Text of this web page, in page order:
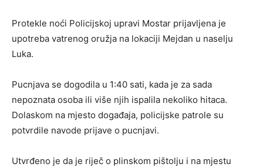
Protekle noći Policijskoj upravi Mostar prijavljena je
upotreba vatrenog oružja na lokaciji Mejdan u naselju
Luka.
Pucnjava se dogodila u 1:40 sati, kada je za sada
nepoznata osoba ili više njih ispalila nekoliko hitaca.
Dolaskom na mjesto događaja, policijske patrole su
potvrdile navode prijave o pucnjavi.
Utvrđeno je da je riječ o plinskom pištolju i na mjestu